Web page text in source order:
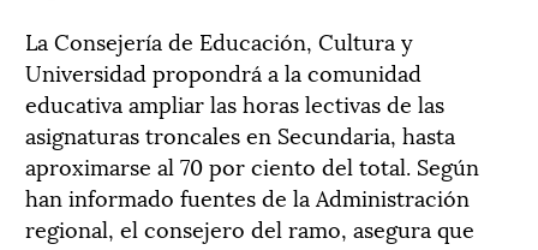
La Consejería de Educación, Cultura y
Universidad propondrá a la comunidad
educativa ampliar las horas lectivas de las
asignaturas troncales en Secundaria, hasta
aproximarse al 70 por ciento del total. Según
han informado fuentes de la Administración
regional, el consejero del ramo, asegura que